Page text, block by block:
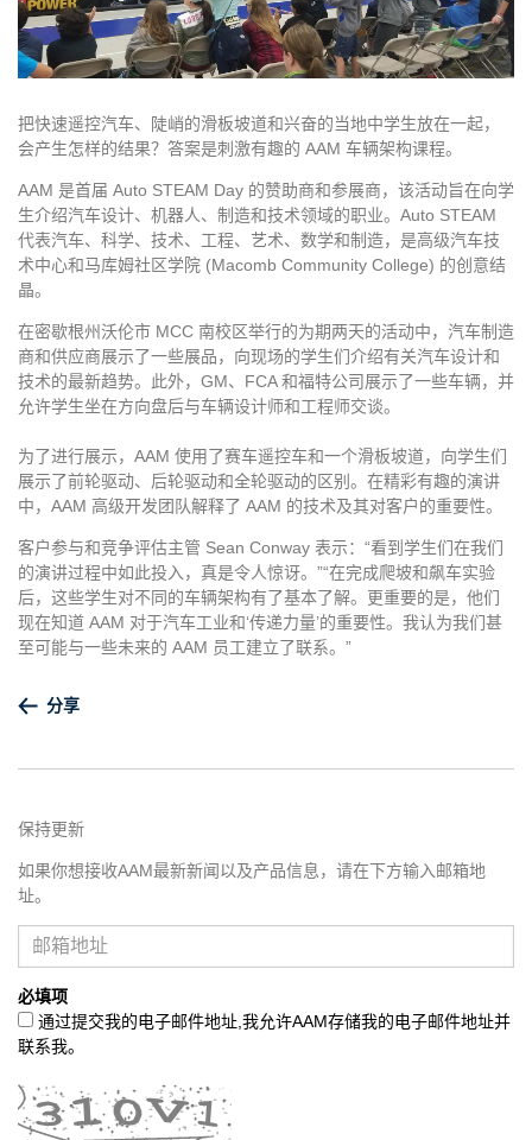
把快速遥控汽车、陡峭的滑板坡道和兴奋的当地中学生放在一起，
会产生怎样的结果？答案是刺激有趣的 AAM 车辆架构课程。
AAM 是首届 Auto STEAM Day 的赞助商和参展商，该活动旨在向学
生介绍汽车设计、机器人、制造和技术领域的职业。Auto STEAM
代表汽车、科学、技术、工程、艺术、数学和制造，是高级汽车技
术中心和马库姆社区学院 (Macomb Community College) 的创意结
晶。
在密歇根州沃伦市 MCC 南校区举行的为期两天的活动中，汽车制造
商和供应商展示了一些展品，向现场的学生们介绍有关汽车设计和
技术的最新趋势。此外，GM、FCA 和福特公司展示了一些车辆，并
允许学生坐在方向盘后与车辆设计师和工程师交谈。
为了进行展示，AAM 使用了赛车遥控车和一个滑板坡道，向学生们
展示了前轮驱动、后轮驱动和全轮驱动的区别。在精彩有趣的演讲
中，AAM 高级开发团队解释了 AAM 的技术及其对客户的重要性。
客户参与和竞争评估主管 Sean Conway 表示：“看到学生们在我们
的演讲过程中如此投入，真是令人惊讶。”“在完成爬坡和飙车实验
后，这些学生对不同的车辆架构有了基本了解。更重要的是，他们
现在知道 AAM 对于汽车工业和‘传递力量’的重要性。我认为我们甚
至可能与一些未来的 AAM 员工建立了联系。”
分享
保持更新
如果你想接收AAM最新新闻以及产品信息，请在下方输入邮箱地
址。
必填项
通过提交我的电子邮件地址,我允许AAM存储我的电子邮件地址并
联系我。